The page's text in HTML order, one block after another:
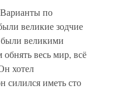
по
великие зодчие
великими
весь мир, всё
хотел
силился иметь сто